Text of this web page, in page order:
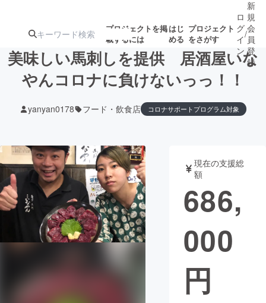
プロジェクトを掲
載するには
はじ
める
プロジェクト
をさがす
ジェクト
ターン
注目の新着プロ
ジェクト
募集終了が近いプ
ロジェクト
もうすぐ公開
されます
アート・写真 音楽
テクノロジー・ガジェット ゲーム・サ
映像・映画
ロ
グ
イ
ン
/
新
規
会
員
登
録
美味しい馬刺しを提供 居酒屋いな
やんコロナに負けないっっ！！
yanyan0178 フード・飲食店 コロナサポートプログラム対象
現在の支援総
額
686,
000
円